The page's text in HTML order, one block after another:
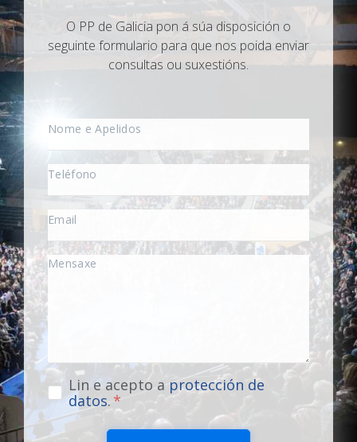
O PP de Galicia pon á súa disposición o
seguinte formulario para que nos poida enviar
consultas ou suxestións.
Lin e acepto a protección de
datos.